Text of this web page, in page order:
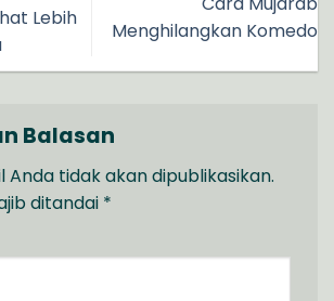
Lebih
Menghilangkan Komedo
Balasan
Anda tidak akan dipublikasikan.
ditandai *